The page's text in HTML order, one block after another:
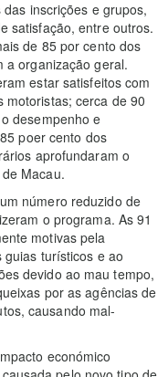
inscrições e grupos,
satisfação, entre outros.
de 85 por cento dos
a organização geral.
estar satisfeitos com
motoristas; cerca de 90
desempenho e
poer cento dos
aprofundaram o
Macau.
número reduzido de
o programa. As 91
motivas pela
turísticos e ao
devido ao mau tempo,
por as agências de
causando mal-
económico